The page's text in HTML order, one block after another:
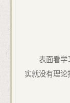
表面看学
实就没有理论